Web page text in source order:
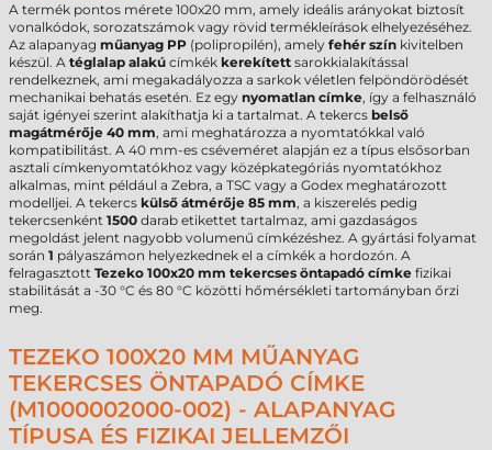
A termék pontos mérete 100x20 mm, amely ideális arányokat biztosít
vonalkódok, sorozatszámok vagy rövid termékleírások elhelyezéséhez.
Az alapanyag műanyag PP (polipropilén), amely fehér szín kivitelben
készül. A téglalap alakú címkék kerekített sarokkialakítással
rendelkeznek, ami megakadályozza a sarkok véletlen felpöndörödését
mechanikai behatás esetén. Ez egy nyomatlan címke, így a felhasználó
saját igényei szerint alakíthatja ki a tartalmat. A tekercs belső
magátmérője 40 mm, ami meghatározza a nyomtatókkal való
kompatibilitást. A 40 mm-es cséveméret alapján ez a típus elsősorban
asztali címkenyomtatókhoz vagy középkategóriás nyomtatókhoz
alkalmas, mint például a Zebra, a TSC vagy a Godex meghatározott
modelljei. A tekercs külső átmérője 85 mm, a kiszerelés pedig
tekercsenként 1500 darab etikettet tartalmaz, ami gazdaságos
megoldást jelent nagyobb volumenű címkézéshez. A gyártási folyamat
során 1 pályaszámon helyezkednek el a címkék a hordozón. A
felragasztott Tezeko 100x20 mm tekercses öntapadó címke fizikai
stabilitását a -30 °C és 80 °C közötti hőmérsékleti tartományban őrzi
meg.
TEZEKO 100X20 MM MŰANYAG
TEKERCSES ÖNTAPADÓ CÍMKE
(M1000002000-002) - ALAPANYAG
TÍPUSA ÉS FIZIKAI JELLEMZŐI